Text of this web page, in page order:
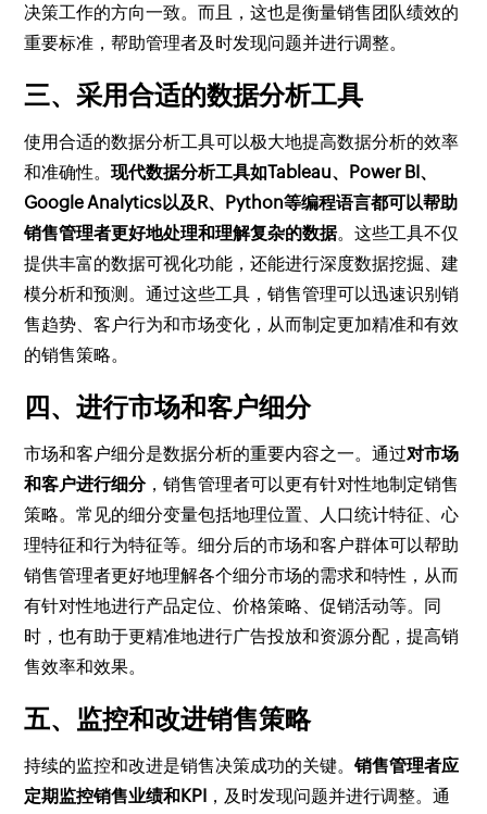
决策工作的方向一致。而且，这也是衡量销售团队绩效的
重要标准，帮助管理者及时发现问题并进行调整。
三、采用合适的数据分析工具
使用合适的数据分析工具可以极大地提高数据分析的效率
和准确性。现代数据分析工具如Tableau、Power BI、
Google Analytics以及R、Python等编程语言都可以帮助
销售管理者更好地处理和理解复杂的数据。这些工具不仅
提供丰富的数据可视化功能，还能进行深度数据挖掘、建
模分析和预测。通过这些工具，销售管理可以迅速识别销
售趋势、客户行为和市场变化，从而制定更加精准和有效
的销售策略。
四、进行市场和客户细分
市场和客户细分是数据分析的重要内容之一。通过对市场
和客户进行细分，销售管理者可以更有针对性地制定销售
策略。常见的细分变量包括地理位置、人口统计特征、心
理特征和行为特征等。细分后的市场和客户群体可以帮助
销售管理者更好地理解各个细分市场的需求和特性，从而
有针对性地进行产品定位、价格策略、促销活动等。同
时，也有助于更精准地进行广告投放和资源分配，提高销
售效率和效果。
五、监控和改进销售策略
持续的监控和改进是销售决策成功的关键。销售管理者应
定期监控销售业绩和KPI ，及时发现问题并进行调整。通